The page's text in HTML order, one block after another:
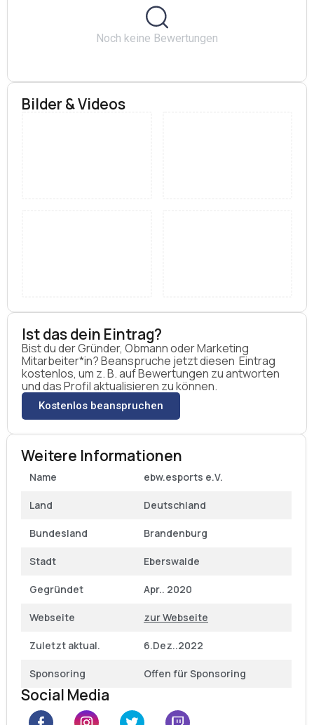
haben wir nach unserer Vereinssatzung folgende
− Förderung der Jugendkultur
Sport)
Wenn die Situation es wieder zulässt, werden wir
regelmäßige Trainingseinheiten in unseren
Noch keine Bewertungen
Bilder & Videos
Ist das dein Eintrag?
Bist du der Gründer, Obmann oder Marketing
Mitarbeiter*in? Beanspruche jetzt diesen Eintrag
kostenlos, um z. B. auf Bewertungen zu antworten
und das Profil aktualisieren zu können.
Kostenlos beanspruchen
Weitere Informationen
Name ebw.esports e.V.
Land Deutschland
Bundesland Brandenburg
Stadt Eberswalde
Gegründet Apr.. 2020
Webseite zur Webseite
Zuletzt aktual. 6.Dez..2022
Sponsoring Offen für Sponsoring
Social Media